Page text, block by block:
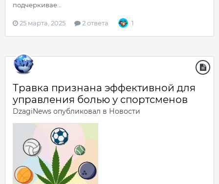
подчеркивае...
25 марта, 2025 2 ответа 1
Травка признана эффективной для
управления болью у спортсменов
DzagiNews опубликовал в Новости